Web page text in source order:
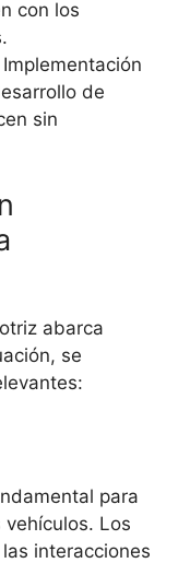
con los
Implementación
de
sin
abarca
se
para
Los
interacciones